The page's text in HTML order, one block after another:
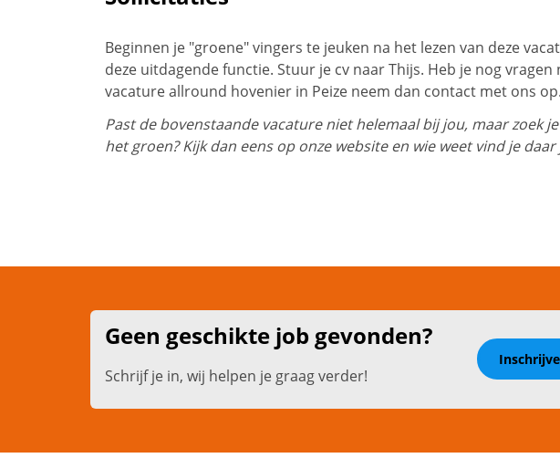
Beginnen je "groene" vingers te jeuken na het lezen van deze
deze uitdagende functie. Stuur je cv naar Thijs. Heb je nog
vacature allround hovenier in Peize neem dan contact met ons op.
Past de bovenstaande vacature niet helemaal bij jou, maar zoek
het groen? Kijk dan eens op onze website en wie weet vind je
Geen geschikte job gevonden?
Schrijf je in, wij helpen je graag verder!